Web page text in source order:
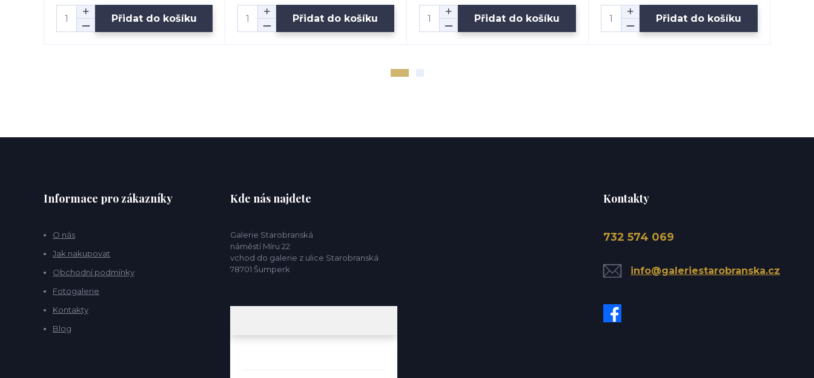
Přidat do košíku Přidat do košíku Přidat do košíku Přidat do košíku
Informace pro zákazníky
O nás
Jak nakupovat
Obchodní podmínky
Fotogalerie
Kontakty
Blog
Kde nás najdete
Galerie Starobranská
náměstí Míru 22
vchod do galerie z ulice Starobranská
78701 Šumperk
Kontakty
732 574 069
info@galeriestarobranska.cz